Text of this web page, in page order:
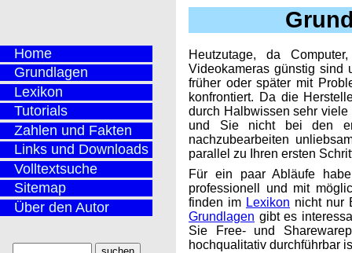
Home
Grundlagen
Lexikon
Tutorials
Zahlen und Fakten
Links und Downloads
Volltextsuche
Sitemap
Über den Autor
Heutzutage, da
Videokameras günstig sind
früher oder später mit
konfrontiert. Da die
durch Halbwissen sehr
und Sie nicht bei den
nachzubearbeiten
parallel zu Ihren ersten
Für ein paar Abläufe
professionell und mit
finden im Lexikon nicht nur
Grundlagen gibt es
Sie Free- und
hochqualitativ durchführbar